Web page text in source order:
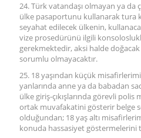
24. Türk vatandaşı olmayan ya da
ülke pasaportunu kullanarak tura
seyahat edilecek ülkenin,
vize prosedürünü ilgili
gerekmektedir, aksi halde
sorumlu olmayacaktır.
25. 18 yaşından küçük
yanlarında anne ya da babadan
ülke giriş-çıkışlarında görevli
ortak muvafakatini gösterir belge
olduğundan; 18 yaş altı
konuda hassasiyet göstermelerini